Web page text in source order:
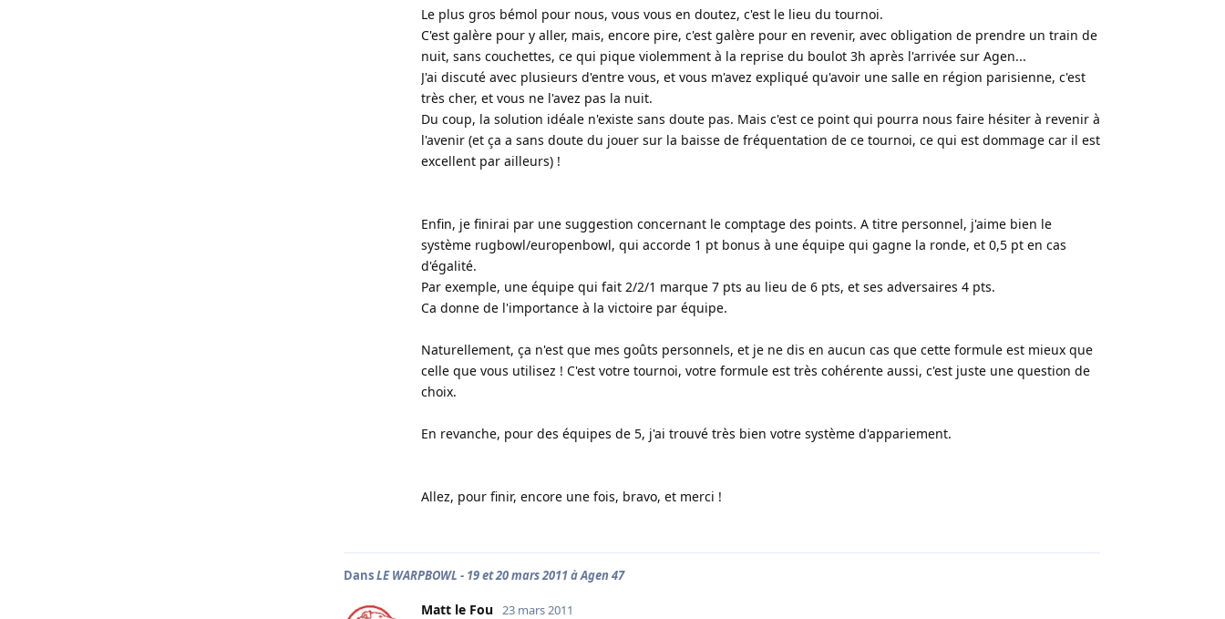
Le plus gros bémol pour nous, vous vous en doutez, c'est le lieu du tournoi.
C'est galère pour y aller, mais, encore pire, c'est galère pour en revenir, avec obligation de prendre un train de
nuit, sans couchettes, ce qui pique violemment à la reprise du boulot 3h après l'arrivée sur Agen...
J'ai discuté avec plusieurs d'entre vous, et vous m'avez expliqué qu'avoir une salle en région parisienne, c'est
très cher, et vous ne l'avez pas la nuit.
Du coup, la solution idéale n'existe sans doute pas. Mais c'est ce point qui pourra nous faire hésiter à revenir à
l'avenir (et ça a sans doute du jouer sur la baisse de fréquentation de ce tournoi, ce qui est dommage car il est
excellent par ailleurs) !
Enfin, je finirai par une suggestion concernant le comptage des points. A titre personnel, j'aime bien le
système rugbowl/europenbowl, qui accorde 1 pt bonus à une équipe qui gagne la ronde, et 0,5 pt en cas
d'égalité.
Par exemple, une équipe qui fait 2/2/1 marque 7 pts au lieu de 6 pts, et ses adversaires 4 pts.
Ca donne de l'importance à la victoire par équipe.
Naturellement, ça n'est que mes goûts personnels, et je ne dis en aucun cas que cette formule est mieux que
celle que vous utilisez ! C'est votre tournoi, votre formule est très cohérente aussi, c'est juste une question de
choix.
En revanche, pour des équipes de 5, j'ai trouvé très bien votre système d'appariement.
Allez, pour finir, encore une fois, bravo, et merci !
DansLE WARPBOWL - 19 et 20 mars 2011 à Agen 47
Matt le Fou 23 mars 2011